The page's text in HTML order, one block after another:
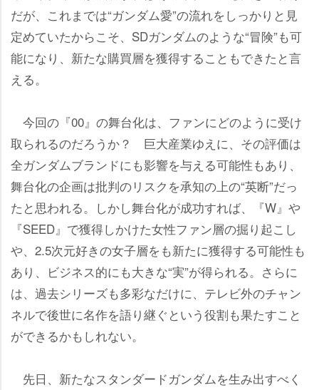
だが、これまでは“ガンダム愛”の流れをしっかりと見
定めていたからこそ、SDガンダムのような“冒険”も可
能になり、新たな購買層を獲得することもできたと言
える。
今回の『00』の舞台化は、ファンにどのように受け
取られるのだろうか？ 巨大産業ゆえに、その評価は
全ガンダムブランドにも影響を与える可能性もあり、
舞台化の企画は批判のリスクを承知の上の“英断”だっ
たと思われる。しかし舞台化が成功すれば、『W』
『SEED』で獲得しかけた女性ファン層の掘り起こし
、2.5次元好きの女子層をも新たに獲得する可能性も
あり、ビジネス的にも大きな“実”が得られる。さらに
は、過去シリーズも多彩なだけに、テレビ外のチャン
ネルで後世に名作を語り継ぐという役割も果たすこと
ができるかもしれない。
先日、新たなスタンダードガンダムを生み出すべく